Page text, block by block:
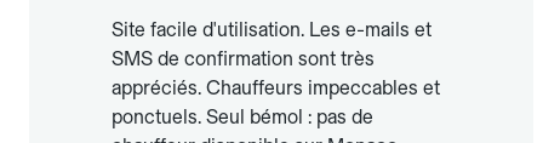
Site facile d'utilisation. Les e-mails et
SMS de confirmation sont très
appréciés. Chauffeurs impeccables et
ponctuels. Seul bémol : pas de